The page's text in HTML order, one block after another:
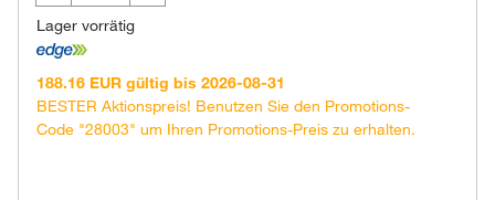
Lager vorrätig
188.16 EUR gültig bis 2026-08-31
BESTER Aktionspreis! Benutzen Sie den Promotions-
Code "28003" um Ihren Promotions-Preis zu erhalten.